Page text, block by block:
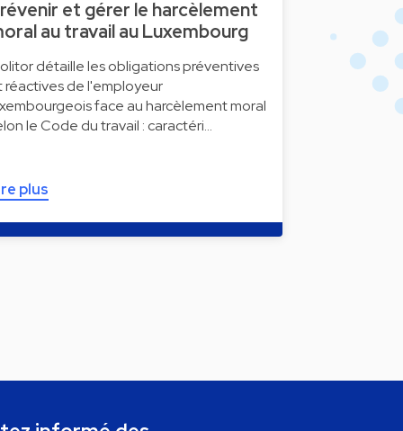
et gérer le harcèlement
au travail au Luxembourg
détaille les obligations préventives
réactives de l'employeur
face au harcèlement moral
le Code du travail : caractéri…
plus